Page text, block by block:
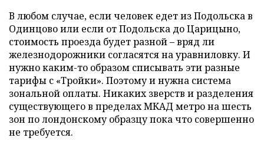
В любом случае, если человек едет из Подольска в
Одинцово или если от Подольска до Царицыно,
стоимость проезда будет разной – вряд ли
железнодорожники согласятся на уравниловку. И
нужно каким-то образом списывать эти разные
тарифы с «Тройки». Поэтому и нужна система
зональной оплаты. Никаких зверств и разделения
существующего в пределах МКАД метро на шесть
зон по лондонскому образцу пока что совершенно
не требуется.